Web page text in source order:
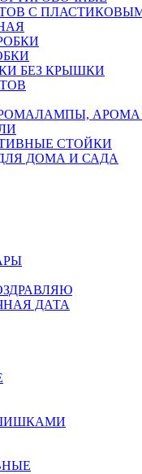
С
БЕЗ КРЫШКИ
СТОЙКИ
ДОМА И САДА
ДАТА